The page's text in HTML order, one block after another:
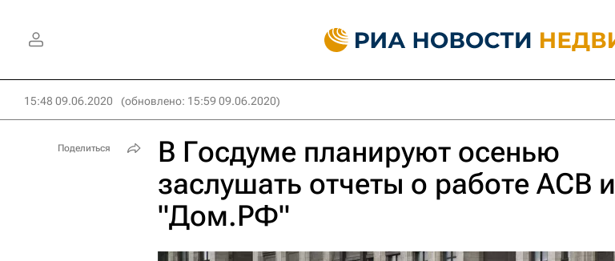
15:48 09.06.2020 (обновлено: 15:59 09.06.2020)
В Госдуме планируют осенью
заслушать отчеты о работе АСВ и
"Дом.РФ"
Поделиться